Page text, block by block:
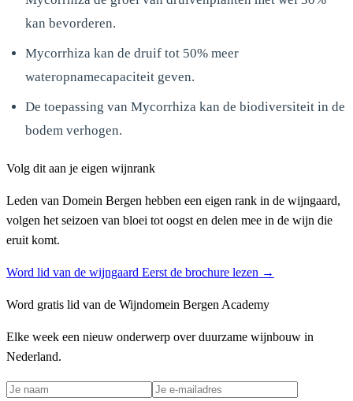
kan bevorderen.
Mycorrhiza kan de druif tot 50% meer
wateropnamecapaciteit geven.
De toepassing van Mycorrhiza kan de biodiversiteit in de
bodem verhogen.
Volg dit aan je eigen wijnrank
Leden van Domein Bergen hebben een eigen rank in de wijngaard,
volgen het seizoen van bloei tot oogst en delen mee in de wijn die
eruit komt.
Word lid van de wijngaard Eerst de brochure lezen →
Word gratis lid van de Wijndomein Bergen Academy
Elke week een nieuw onderwerp over duurzame wijnbouw in
Nederland.